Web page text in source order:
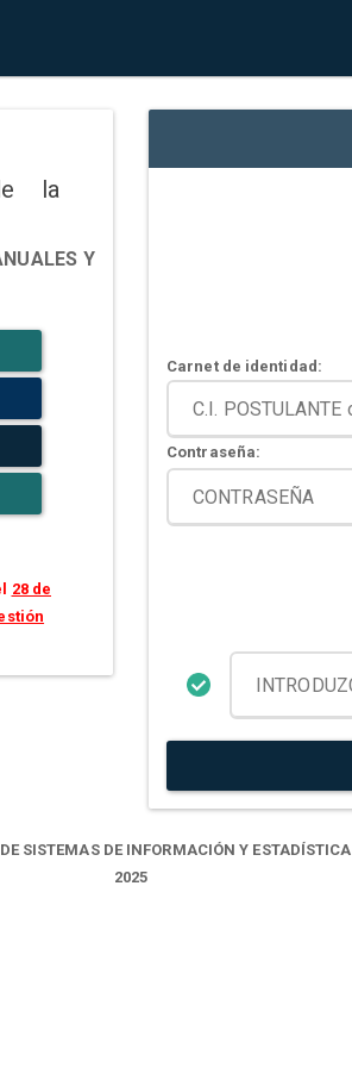
la
Y
28 de
Carnet de identidad:
Contraseña:
SISTEMAS DE INFORMACIÓN Y ESTADÍSTICA
2025